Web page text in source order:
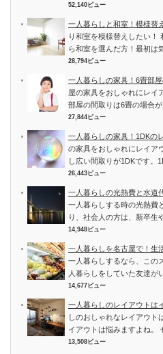
52,140ビュー
一人暮らしと和室！模様替
り和室を模様替えしたい！
ら和室を選んだ方！最初は
28,794ビュー
一人暮らしの家具！6畳部
屋の家具をおしゃれにレイ
部屋の間取りは6畳の場合が
27,844ビュー
一人暮らしの家具！1DKの
の家具をおしゃれにレイア
し広い間取りが1DKです。
26,443ビュー
一人暮らしの光熱費と水道
一人暮らしする時の光熱費
り、社会人の方は、新卒生
14,948ビュー
一人暮らしを名古屋で！生
一人暮らしするなら、この
人暮らしをしていた友達が
14,677ビュー
一人暮らしのレイアウトは
しのおしゃれなレイアウト
イアウトは悩みますよね。
13,508ビュー